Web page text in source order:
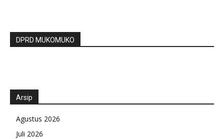
DPRD MUKOMUKO
Arsip
Agustus 2026
Juli 2026